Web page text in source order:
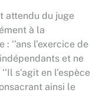
attendu du juge
à la
‘’ans l’exercice de
et ne
s’agit en l’espèce
ainsi le